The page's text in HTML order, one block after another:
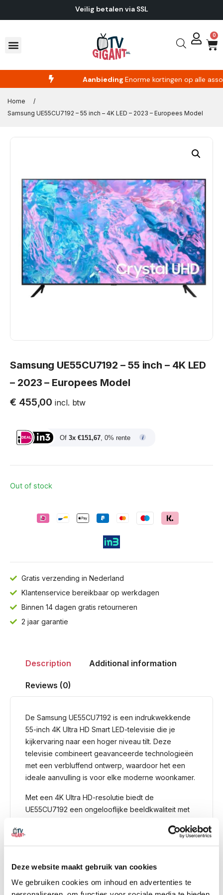
Deze website maakt gebruik van cookies
We gebruiken cookies om inhoud en advertenties te
Veilig betalen via SSL
0
AanbiedingEnorme kortingen op
Home
/
Samsung UE55CU7192 – 55 inch – 4K LED – 2023 – Europees Model
Samsung UE55CU7192 – 55 inch – 4K LED
– 2023 – Europees Model
€ 455,00 incl. btw
Of 3x €151,67, 0% rente
Out of stock
Gratis verzending in Nederland
Klantenservice bereikbaar op werkdagen
Binnen 14 dagen gratis retourneren
2 jaar garantie
Description Additional information
Reviews (0)
De Samsung UE55CU7192 is een indrukwekkende
55-inch 4K Ultra HD Smart LED-televisie die je
kijkervaring naar een hoger niveau tilt. Deze
televisie combineert geavanceerde technologieën
met een verbluffend ontwerp, waardoor het een
ideale aanvulling is voor elke moderne woonkamer.
Met een 4K Ultra HD-resolutie biedt de
UE55CU7192 een ongelooflijke beeldkwaliteit met
je geniet van buitengewoon scherpe details,
levendige kleuren en een indrukwekkend contrast.
favoriete tv-programma’s kijkt, alles wordt
weergegeven met een verbazingwekkende
helderheid en realisme.